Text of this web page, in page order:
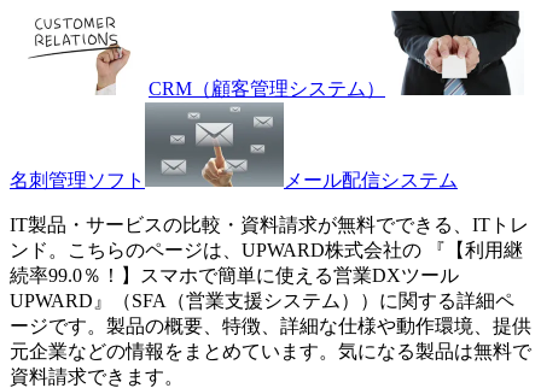
CRM（顧客管理システム）
名刺管理ソフト メール配信システム
IT製品・サービスの比較・資料請求が無料でできる、ITトレ
ンド。こちらのページは、 UPWARD株式会社の 『 【利用継
続率99.0％！】スマホで簡単に使える営業DXツール
UPWARD 』（SFA（営業支援システム）
）に関する詳細ペ
ージです。製品の概要、特徴、詳細な仕様や動作環境、提供
元企業などの情報をまとめています。気になる製品は無料で
資料請求できます。